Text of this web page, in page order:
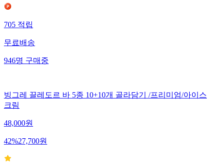
705적립
무료배송
946명구매중
빙그레 끌레도르 바 5종 10+10개 골라담기 /프리미엄/아이스
크림
48,000원
42%27,700원